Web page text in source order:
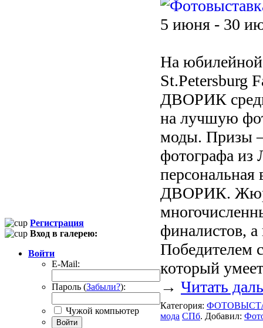
Регистрация
Вход в галерею:
Войти
E-Mail:
Пароль (Забыли?):
Чужой компьютер
Войти
5 июня - 30
На
St.Petersburg
ДВОРИК
на лучшую
моды. Призы —
фотографа из
ДВОРИК. Жюри
финалистов,
Победителем
который
→ Читать
Категория:
мода СПб. Добавил: